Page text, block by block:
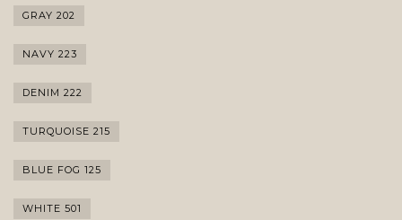
GRAY 202
NAVY 223
DENIM 222
TURQUOISE 215
BLUE FOG 125
WHITE 501